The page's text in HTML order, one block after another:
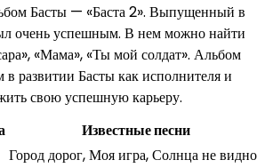
Басты — «Баста 2». Выпущенный в
очень успешным. В нем можно найти
«Мама», «Ты мой солдат». Альбом
развитии Басты как исполнителя и
свою успешную карьеру.
Известные песни
Город дорог, Моя игра, Солнца не видно